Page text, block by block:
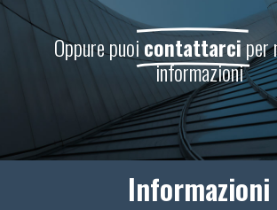
Oppure puoicontattarciper
informazioni
Informazioni